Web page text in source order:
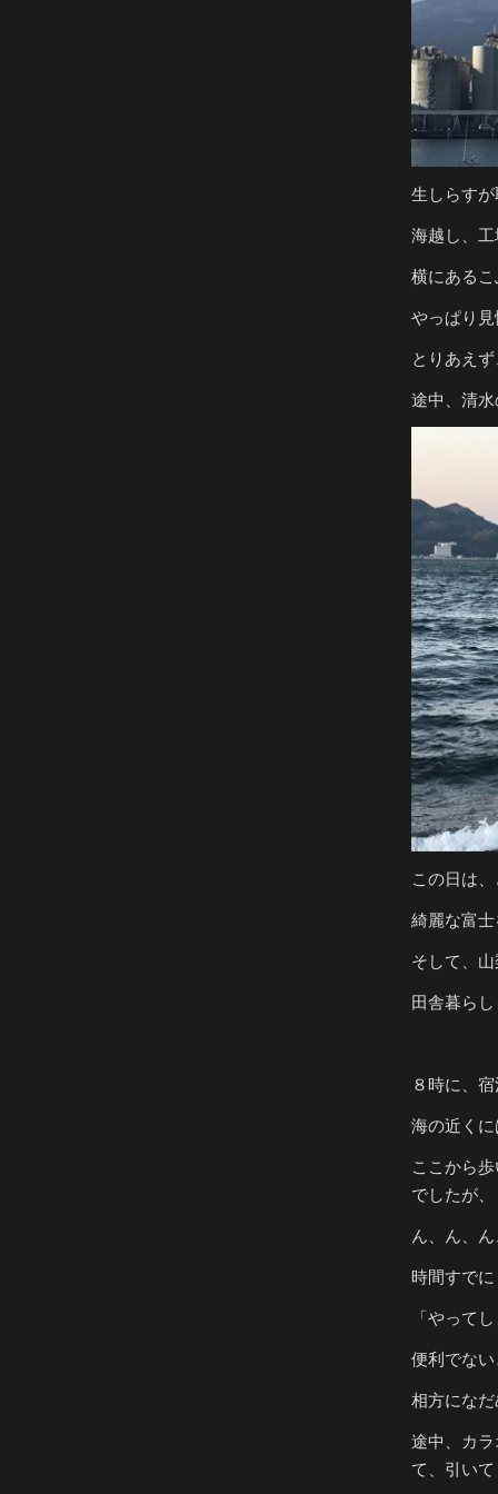
生しらす
海越し、
横にある
やっぱり
とりあえ
途中、清
この日は
綺麗な富
そして、
田舎暮ら
８時に、
海の近く
ここから
でしたが、
ん、ん、
時間すで
「やって
便利でな
相方にな
途中、カ
て、引い